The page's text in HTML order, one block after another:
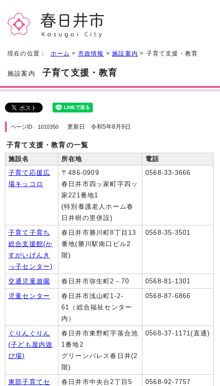
現在の位置： ホーム > 市政情報 >施設案内 > 子育て支援・教育
施設案内 子育て支援・教育
ページID 1010350 更新日 令和5年8月9日
子育て支援・教育の一覧
施設名
所在地
電話
子育て応援広
場キッコロ
〒486-0909
春日井市四ッ家町字四ッ
家221番地1
(特別養護老人ホーム春
日井樹の里併設)
0568-33-3666
子育て子育ち
総合支援館(か
すがいげんき
っ子センター)
春日井市勝川町8丁目13
番地(勝川駅南口ビル2
階)
0568‐35‐3501
交通児童遊園 春日井市弥生町2－70
0568-81-1301
児童センター
春日井市浅山町1-2-
61（総合福祉センター
内）
0568-87-6866
ぐりんぐりん
(子ども屋内遊
び場)
春日井市東野町字落合池
1番地2
グリーンパレス春日井(2
階)
0568-37-1171(直通)
東部子育てセ
春日井市中央台2丁目5
0568-92-7757